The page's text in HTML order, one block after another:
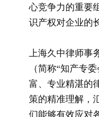
心竞争力的重要
识产权对企业的
上海久中律师事
（简称“知产专
富、专业精湛的
策的精准理解，
们能够有效应对